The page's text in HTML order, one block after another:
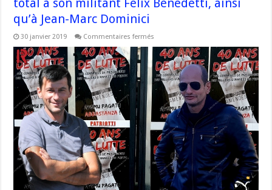
total à son militant Felix Benedetti, ainsi
qu’à Jean-Marc Dominici
30 janvier 2019 Commentaires fermés
@CoreInFronte apporte
son
soutien
total
à
son
militant
Felix
Benedetti,
ainsi
qu’à
Jean-
Marc
Dominici